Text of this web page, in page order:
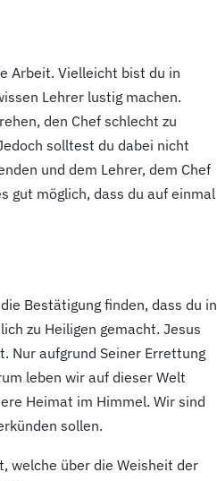
Arbeit. Vielleicht bist du in
Lehrer lustig machen.
den Chef schlecht zu
solltest du dabei nicht
und dem Lehrer, dem Chef
gut möglich, dass du auf einmal
Bestätigung finden, dass du in
zu Heiligen gemacht. Jesus
Nur aufgrund Seiner Errettung
leben wir auf dieser Welt
Heimat im Himmel. Wir sind
sollen.
welche über die Weisheit der